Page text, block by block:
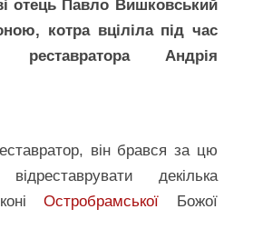
отець Павло Вишковський
котра вціліла під час
Андрія
він брався за цю
декілька
Остробрамської Божої